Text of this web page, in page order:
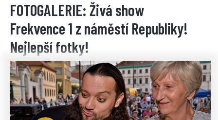
FOTOGALERIE: Živá show
Frekvence 1 z náměstí Republiky!
Nejlepší fotky!